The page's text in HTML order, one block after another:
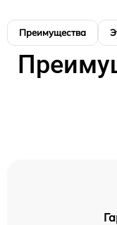
Преимущества